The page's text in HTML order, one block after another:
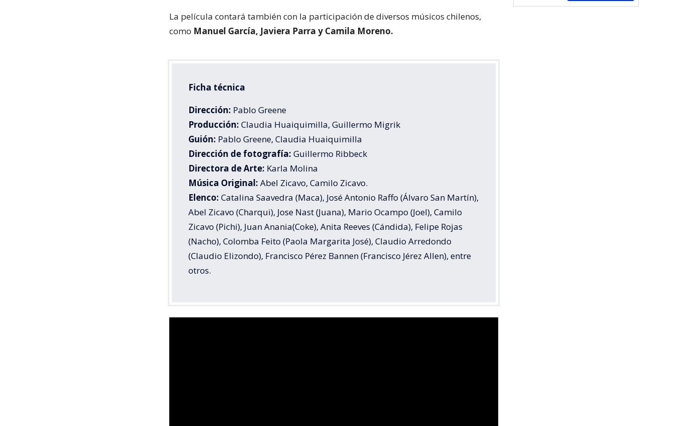
La película contará también con la participación de diversos músicos chilenos,
como Manuel García, Javiera Parra y Camila Moreno.
Ficha técnica
Dirección: Pablo Greene
Producción: Claudia Huaiquimilla, Guillermo Migrik
Guión: Pablo Greene, Claudia Huaiquimilla
Dirección de fotografía: Guillermo Ribbeck
Directora de Arte: Karla Molina
Música Original: Abel Zicavo, Camilo Zicavo.
Elenco: Catalina Saavedra (Maca), José Antonio Raffo (Álvaro San Martín),
Abel Zicavo (Charqui), Jose Nast (Juana), Mario Ocampo (Joel), Camilo
Zicavo (Pichi), Juan Anania(Coke), Anita Reeves (Cándida), Felipe Rojas
(Nacho), Colomba Feito (Paola Margarita José), Claudio Arredondo
(Claudio Elizondo), Francisco Pérez Bannen (Francisco Jérez Allen), entre
otros.